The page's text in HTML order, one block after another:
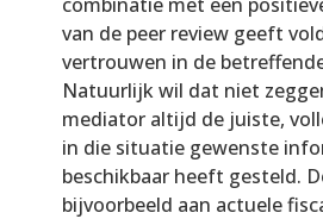
van de peer review geeft
vertrouwen in de
Natuurlijk wil dat niet
mediator altijd de juiste,
in die situatie gewenste
beschikbaar heeft gesteld.
bijvoorbeeld aan actuele